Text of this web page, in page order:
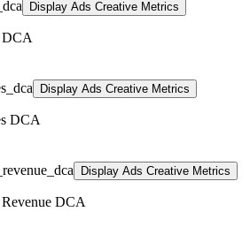
Display Ads Creative Metrics
DCA
Display Ads Creative Metrics
DCA
Display Ads Creative Metrics
DCA